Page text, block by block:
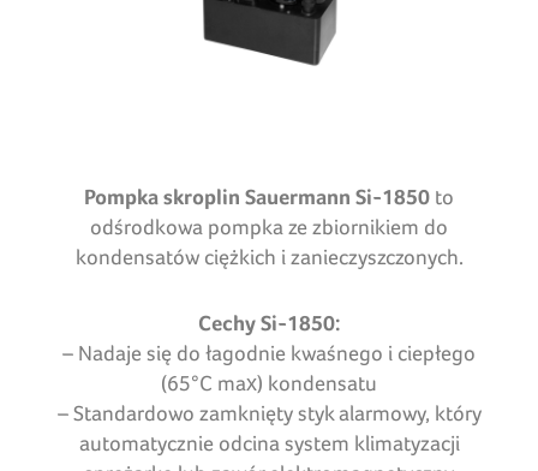
Pompka skroplin Sauermann Si-1850 to
odśrodkowa pompka ze zbiornikiem do
kondensatów ciężkich i zanieczyszczonych.
Cechy Si-1850:
– Nadaje się do łagodnie kwaśnego i ciepłego
(65°C max) kondensatu
– Standardowo zamknięty styk alarmowy, który
automatycznie odcina system klimatyzacji